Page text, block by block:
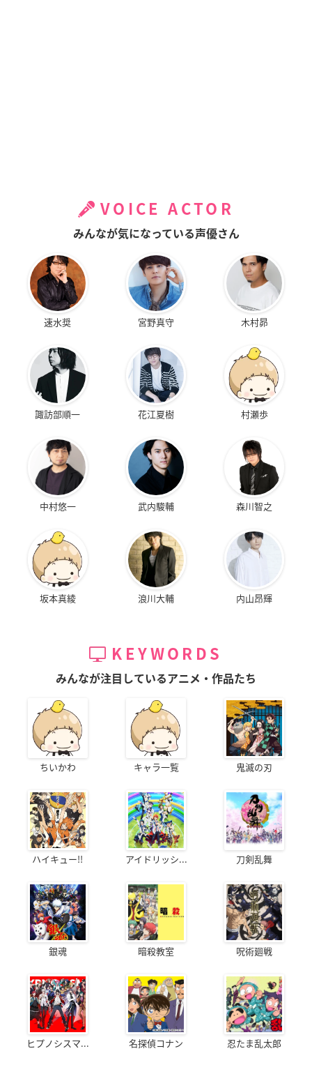
VOICE ACTOR
みんなが気になっている声優さん
速水奨 宮野真守 木村昴
諏訪部順一 花江夏樹 村瀬歩
中村悠一 武内駿輔 森川智之
坂本真綾 浪川大輔 内山昂輝
KEYWORDS
みんなが注目しているアニメ・作品たち
ちいかわ キャラ一覧 鬼滅の刃
ハイキュー!! アイドリッシ... 刀剣乱舞
銀魂 暗殺教室 呪術廻戦
ヒプノシスマ... 名探偵コナン 忍たま乱太郎